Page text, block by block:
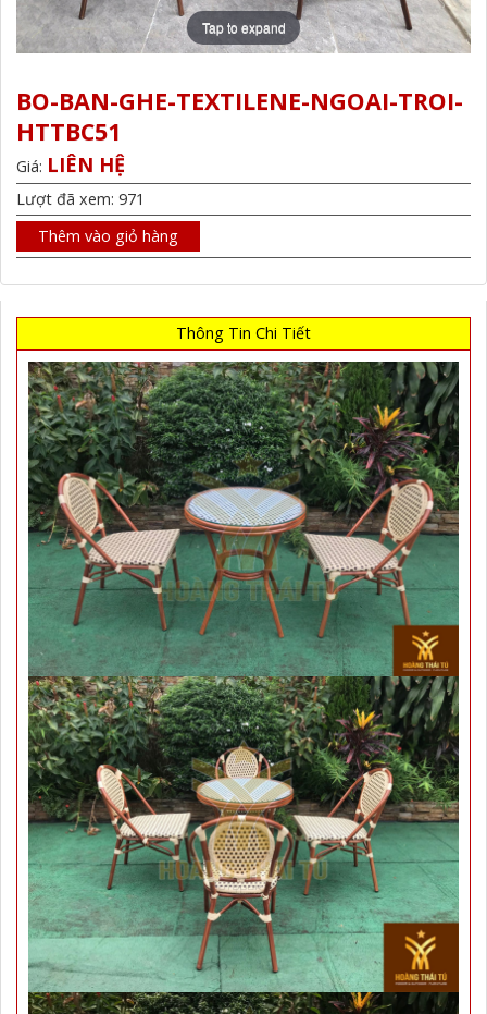
Tap to expand
BO-BAN-GHE-TEXTILENE-NGOAI-TROI-
HTTBC51
Giá: LIÊN HỆ
Lượt đã xem: 971
Thêm vào giỏ hàng
Thông Tin Chi Tiết